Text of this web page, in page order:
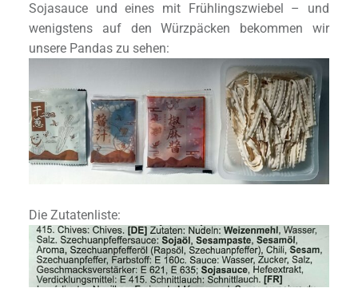
Sojasauce und eines mit Frühlingszwiebel – und
wenigstens auf den Würzpäcken bekommen wir
unsere Pandas zu sehen:
Die Zutatenliste: